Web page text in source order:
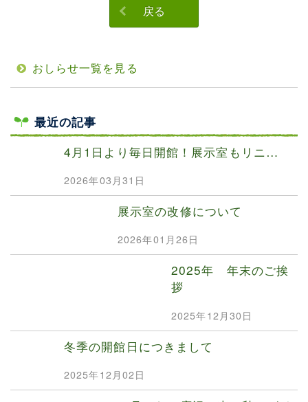
戻る
おしらせ一覧を見る
最近の記事
4月1日より毎日開館！展示室もリニ…
2026年03月31日
展示室の改修について
2026年01月26日
2025年 年末のご挨
拶
2025年12月30日
冬季の開館日につきまして
2025年12月02日